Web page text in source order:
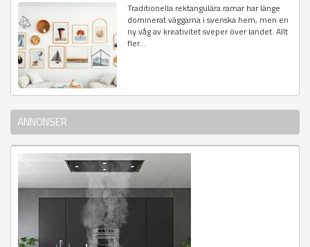
Traditionella rektangulära ramar har länge
dominerat väggarna i svenska hem, men en
ny våg av kreativitet sveper över landet. Allt
fler...
ANNONSER